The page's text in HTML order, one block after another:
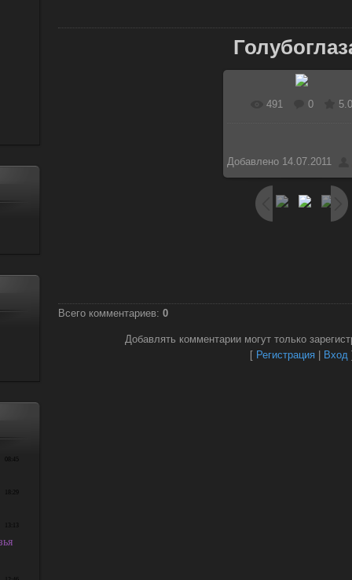
В реальном
491 0 5.0
Добавлено 14.07.2011
Всего комментариев: 0
Добавлять комментарии могут только
[ Регистрация| Вход